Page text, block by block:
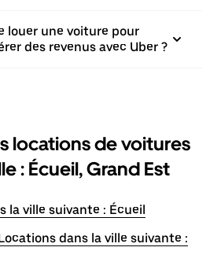
louer une voiture pour
des revenus avec Uber ?
locations de voitures
: Écueil, Grand Est
la ville suivante : Écueil
dans la ville suivante :